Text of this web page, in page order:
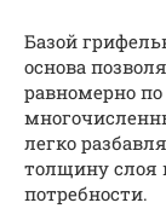
Базой
основа
равномерно
легко
толщину слоя
потребности.